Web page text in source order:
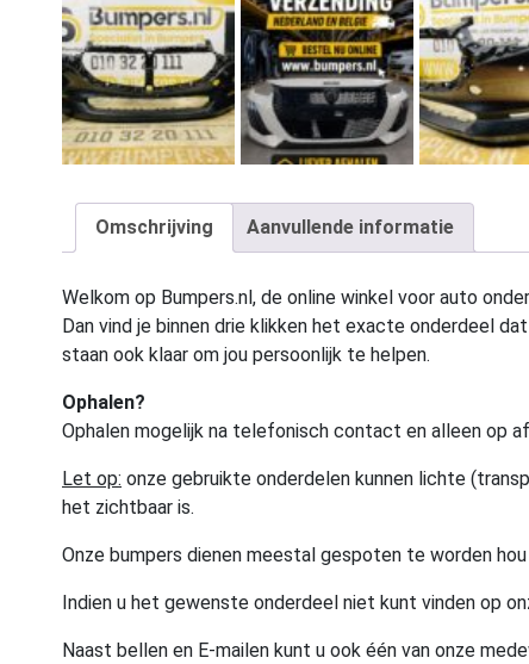
Omschrijving Aanvullende informatie
Welkom op Bumpers.nl, de online winkel voor auto
Dan vind je binnen drie klikken het exacte onderdeel
staan ook klaar om jou persoonlijk te helpen.
Ophalen?
Ophalen mogelijk na telefonisch contact en alleen op
Let op: onze gebruikte onderdelen kunnen lichte
het zichtbaar is.
Onze bumpers dienen meestal gespoten te worden
Indien u het gewenste onderdeel niet kunt vinden op
Naast bellen en E-mailen kunt u ook één van onze